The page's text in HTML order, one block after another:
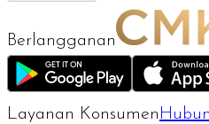
Berlangganan
Layanan Konsumen